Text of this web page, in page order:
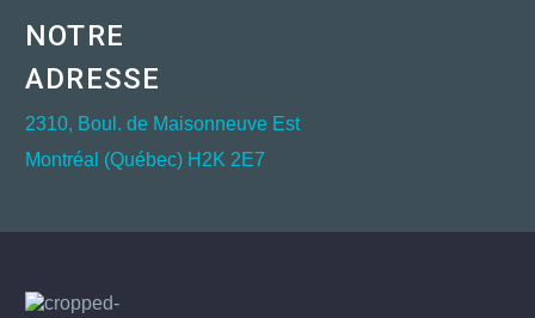
NOTRE
ADRESSE
2310, Boul. de Maisonneuve Est
Montréal (Québec) H2K 2E7